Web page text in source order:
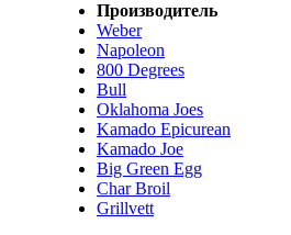
Производитель
Weber
Napoleon
800 Degrees
Bull
Oklahoma Joes
Kamado Epicurean
Kamado Joe
Big Green Egg
Char Broil
Grillvett